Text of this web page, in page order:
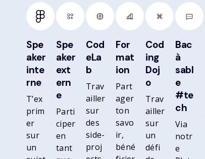
Spe
aker
inte
rne
T’ex
prim
er
sur
un
Spe
aker
ext
ern
e
Parti
ciper
en
tant
Cod
eLa
b
Trav
ailler
sur
des
side-
proj
For
mat
ion
Part
ager
ton
savo
ir,
béné
Cod
ing
Doj
o
Trav
ailler
sur
un
défi
Bac
à
sabl
e
#te
ch
Via
notr
e